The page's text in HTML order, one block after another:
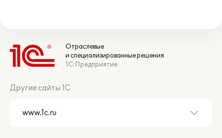
Отраслевые
и специализированные решения
1С:Предприятие
Другие сайты 1С